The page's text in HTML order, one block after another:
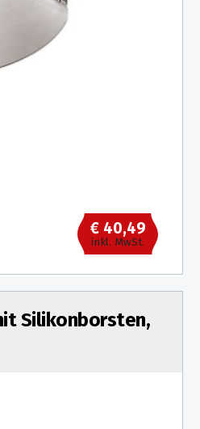
€ 40,49
inkl. MwSt.
Silikonborsten,